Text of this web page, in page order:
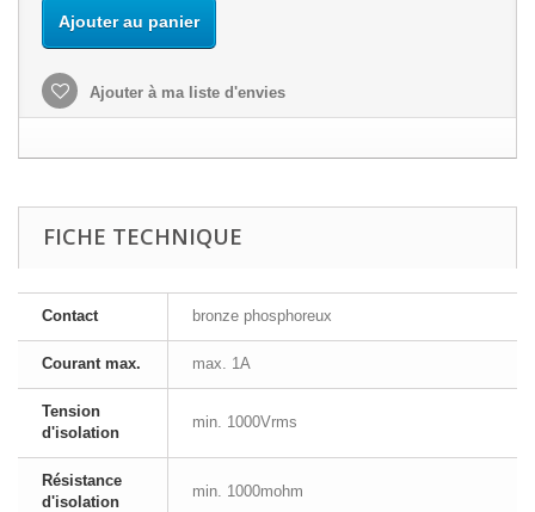
Ajouter au panier
Ajouter à ma liste d'envies
FICHE TECHNIQUE
Contact bronze phosphoreux
Courant max. max. 1A
Tension
d'isolation
min. 1000Vrms
Résistance
d'isolation
min. 1000mohm